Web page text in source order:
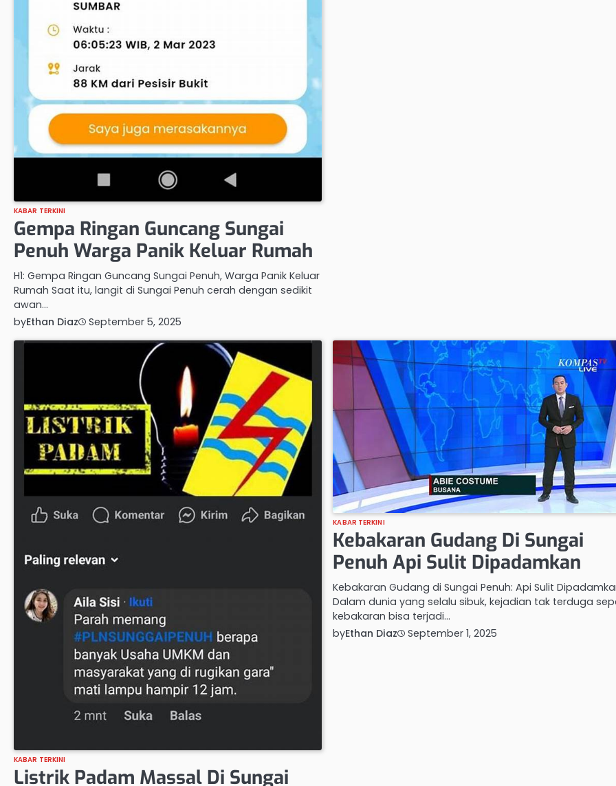
KABAR TERKINI
Gempa Ringan Guncang Sungai
Penuh Warga Panik Keluar Rumah
H1: Gempa Ringan Guncang Sungai Penuh, Warga Panik Keluar
Rumah Saat itu, langit di Sungai Penuh cerah dengan sedikit
awan…
byEthan Diaz September 5, 2025
KABAR TERKINI
Listrik Padam Massal Di Sungai
KABAR TERKINI
Kebakaran Gudang Di Sungai
Penuh Api Sulit Dipadamkan
Kebakaran Gudang di Sungai Penuh: Api Sulit
Dalam dunia yang selalu sibuk, kejadian tak terduga
kebakaran bisa terjadi…
byEthan Diaz September 1, 2025